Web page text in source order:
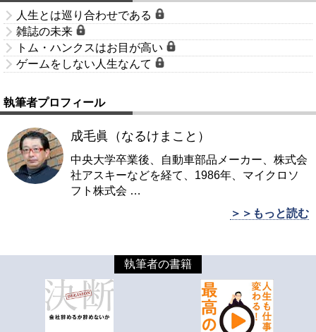
人生とは巡り合わせである
雑誌の未来
トム・ハンクスはお目が高い
ゲームをしない人生なんて
執筆者プロフィール
成毛眞（なるけまこと）
中央大学卒業後、自動車部品メーカー、株式会
社アスキーなどを経て、1986年、マイクロソ
フト株式会 …
＞＞もっと読む
執筆者の書籍